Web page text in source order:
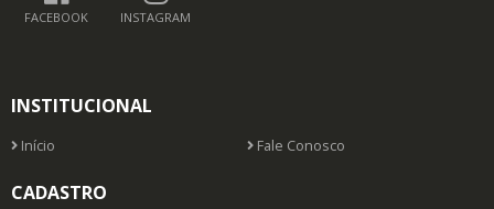
FACEBOOK INSTAGRAM
INSTITUCIONAL
Início Fale Conosco
CADASTRO